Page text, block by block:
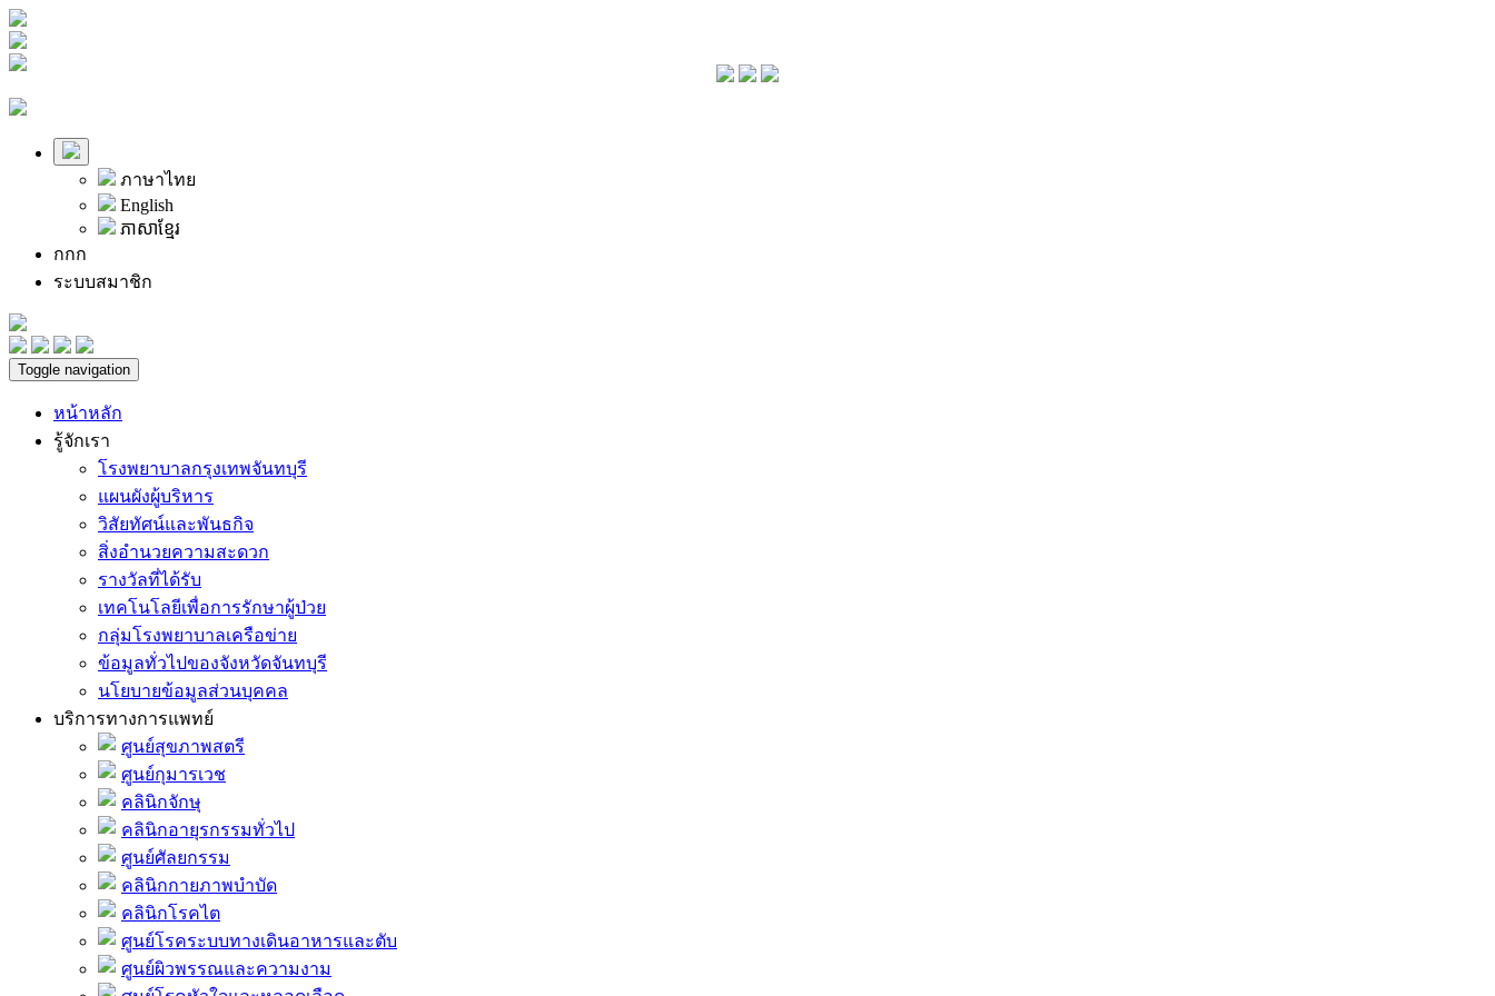
ภาษาไทย
English
ភាសាខ្មែរ
กกก
ระบบสมาชิก
Toggle navigation
หน้าหลัก
รู้จักเรา
โรงพยาบาลกรุงเทพจันทบุรี
แผนผังผู้บริหาร
วิสัยทัศน์และพันธกิจ
สิ่งอำนวยความสะดวก
รางวัลที่ได้รับ
เทคโนโลยีเพื่อการรักษาผู้ป่วย
กลุ่มโรงพยาบาลเครือข่าย
ข้อมูลทั่วไปของจังหวัดจันทบุรี
นโยบายข้อมูลส่วนบุคคล
บริการทางการแพทย์
ศูนย์สุขภาพสตรี
ศูนย์กุมารเวช
คลินิกจักษุ
คลินิกอายุรกรรมทั่วไป
ศูนย์ศัลยกรรม
คลินิกกายภาพบำบัด
คลินิกโรคไต
ศูนย์โรคระบบทางเดินอาหารและตับ
ศูนย์ผิวพรรณและความงาม